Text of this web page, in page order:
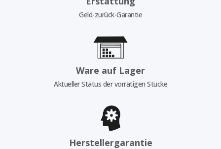
Geld-zurück-Garantie
Ware auf Lager
Aktueller Status der vorrätigen Stücke
Herstellergarantie